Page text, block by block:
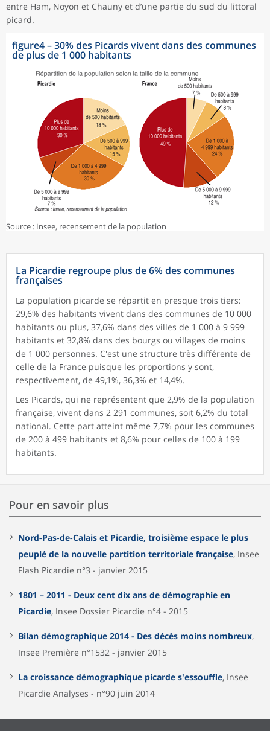
entre Ham, Noyon et Chauny et d’une partie du sud du littoral
picard.
figure4–30% des Picards vivent dans des communes
de plus de 1 000 habitants
Source : Insee, recensement de la population
La Picardie regroupe plus de 6% des communes
françaises
La population picarde se répartit en presque trois tiers:
29,6% des habitants vivent dans des communes de 10 000
habitants ou plus, 37,6% dans des villes de 1 000 à 9 999
habitants et 32,8% dans des bourgs ou villages de moins
de 1 000 personnes. C'est une structure très différente de
celle de la France puisque les proportions y sont,
respectivement, de 49,1%, 36,3% et 14,4%.
Les Picards, qui ne représentent que 2,9% de la population
française, vivent dans 2 291 communes, soit 6,2% du total
national. Cette part atteint même 7,7% pour les communes
de 200 à 499 habitants et 8,6% pour celles de 100 à 199
habitants.
Pour en savoir plus
Nord-Pas-de-Calais et Picardie, troisième espace le plus
peuplé de la nouvelle partition territoriale française, Insee
Flash Picardie n°3 - janvier 2015
1801 – 2011 - Deux cent dix ans de démographie en
Picardie, Insee Dossier Picardie n°4 - 2015
Bilan démographique 2014 - Des décès moins nombreux,
Insee Première n°1532 - janvier 2015
La croissance démographique picarde s'essouffle, Insee
Picardie Analyses - n°90 juin 2014